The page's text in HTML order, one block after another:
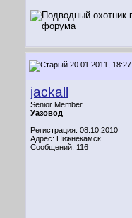
20.01.2011, 18:27
jackall
Senior Member
Уазовод
Регистрация: 08.10.2010
Адрес: Нижнекамск
Сообщений: 116